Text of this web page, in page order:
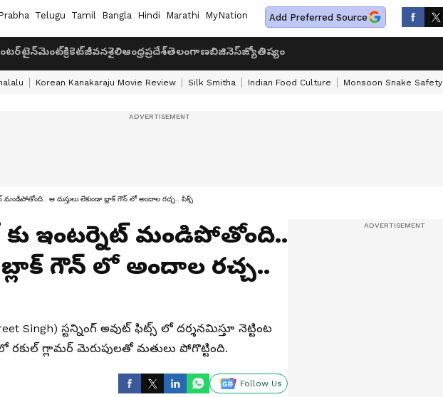
Telugu Tamil Bangla Hindi Marathi MyNation Add Preferred Source
క్రికెట్జీవనశైలిఆంధ్రప్రదేశ్తెలంగాణబిజినెస్జ్యోతిష్యం
Korean Kanakaraju Movie Review Silk Smitha Indian Food Culture Monsoon Snake Safety
మండిపోతోంది.. ఆ దుస్తులు లేకుండా బ్లాక్ గౌన్ లో అందాల రచ్చ.. పిక్స్
కు ఇంటర్నెట్ మండిపోతోంది..
బ్లాక్ గౌన్ లో అందాల రచ్చ..
Singh) స్టన్నింగ్ అవుట్ ఫిట్స్ లో దర్శనమిస్తూ నెట్టింట
గ్లామర్ మెరుపులతో మతులు పోగొట్టింది.
Follow Us